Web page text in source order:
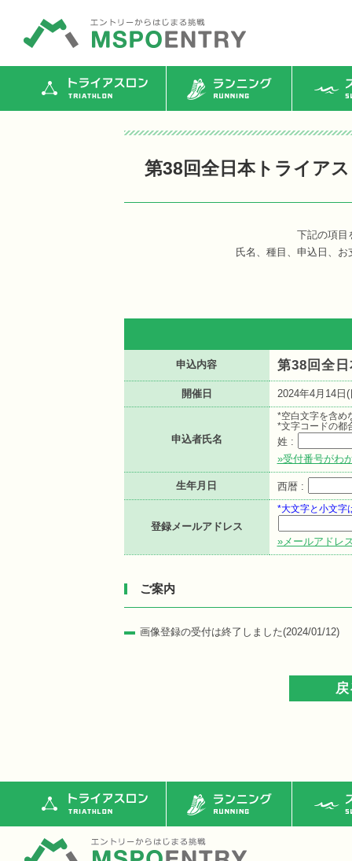
トライアスロン ランニング ス
第38回全日本トライア
下記の項目
氏名、種目、申込日、
申込内容 第38回全
開催日 2024年4月14日(
申込者氏名
*空白文字を含め
*文字コードの都
姓 :
»受付番号がわ
生年月日 西暦 :
登録メールアドレス
*大文字と小文字
»メールアドレ
ご案内
画像登録の受付は終了しました(2024/01/12)
トライアスロン ランニング ス